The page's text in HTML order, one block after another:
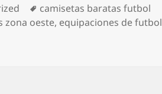
Etiquetas
camisetas baratas futbol
zona oeste, equipaciones de futbol